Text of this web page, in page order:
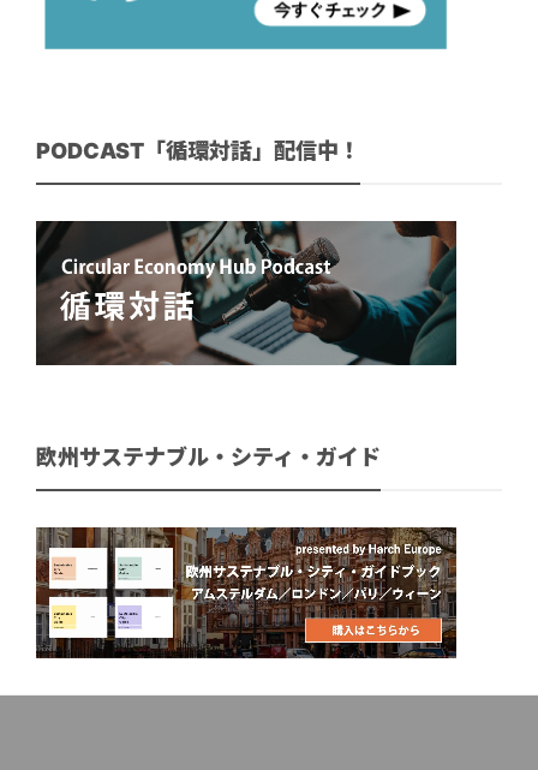
PODCAST「循環対話」配信中！
欧州サステナブル・シティ・ガイド